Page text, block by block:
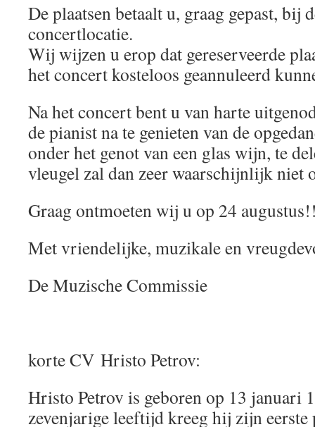
De plaatsen betaalt u, graag gepast, bij
concertlocatie.
Wij wijzen u erop dat gereserveerde
het concert kosteloos geannuleerd
Na het concert bent u van harte
de pianist na te genieten van de
onder het genot van een glas wijn, te
vleugel zal dan zeer waarschijnlijk
Graag ontmoeten wij u op 24
Met vriendelijke, muzikale en
De Muzische Commissie
korte CV Hristo Petrov:
Hristo Petrov is geboren op 13 januari
zevenjarige leeftijd kreeg hij zijn eerste